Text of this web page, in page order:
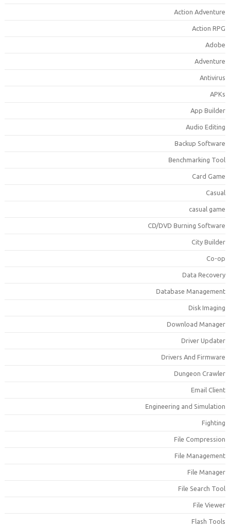
Action
Action
App
Audio
Backup
Benchmarking
Card
casual
CD/DVD Burning
City
Co-
Data
Database
Disk
Download
Driver
Drivers And
Dungeon
Email
Engineering and
File
File
File
File Search
File
Flash